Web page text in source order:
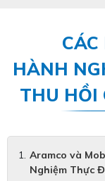
HÀNH
THU HỒI
Aramco và
Nghiệm Thực